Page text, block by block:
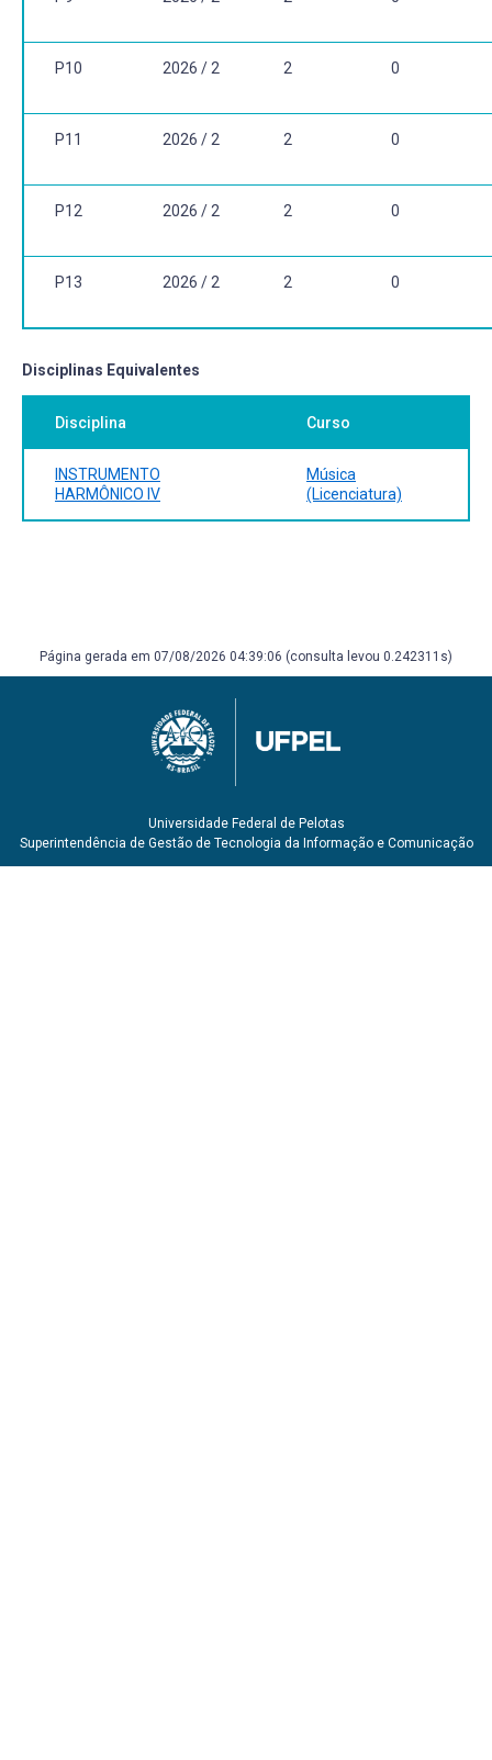
P10 2026 / 2 2 0
P11 2026 / 2 2 0
P12 2026 / 2 2 0
P13 2026 / 2 2 0
Disciplinas Equivalentes
Disciplina Curso
INSTRUMENTO
HARMÔNICO IV
Música
(Licenciatura)
Página gerada em 07/08/2026 04:39:06 (consulta levou 0.242311s)
Universidade Federal de Pelotas
Superintendência de Gestão de Tecnologia da Informação e Comunicação